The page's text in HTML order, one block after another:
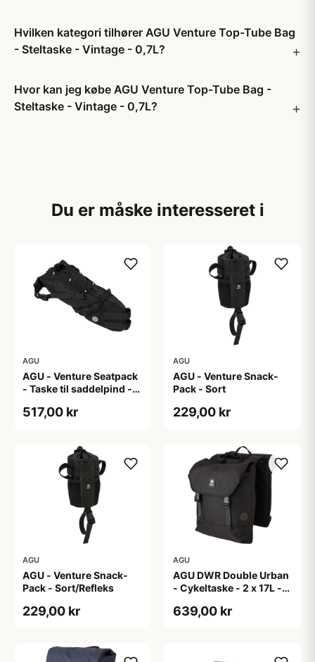
Hvilken kategori tilhører AGU Venture Top-Tube Bag
- Steltaske - Vintage - 0,7L?
Hvor kan jeg købe AGU Venture Top-Tube Bag -
Steltaske - Vintage - 0,7L?
Du er måske interesseret i
AGU
AGU - Venture Seatpack
- Taske til saddelpind -
517,00 kr
AGU
AGU - Venture Snack-
Pack - Sort
229,00 kr
AGU
AGU - Venture Snack-
Pack - Sort/Refleks
229,00 kr
AGU
AGU DWR Double Urban
- Cykeltaske - 2 x 17L -
639,00 kr